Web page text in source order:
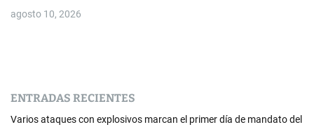
agosto 10, 2026
ENTRADAS RECIENTES
Varios ataques con explosivos marcan el primer día de mandato del